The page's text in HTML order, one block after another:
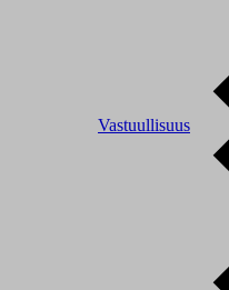
Vastuullisuus